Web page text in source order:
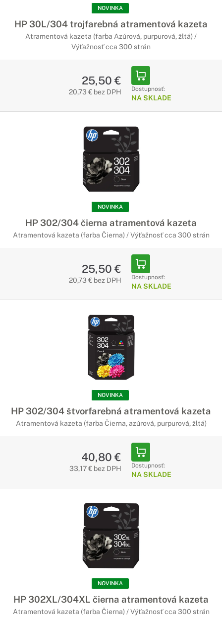
Papier HP je navrhnutý na využitie vo všetkých kancelárskych
zariadeniach. Tento papier je ideálny pre stredné a veľké
podniky, hodí sa na veľkoobjemovú tlač a je vyvinutý tak, aby
obmedzoval zachytávanie prachových čiastočiek, ktoré môžu
spôsobiť zaseknutie papiera.
NOVINKA
HP 30L/304 trojfarebná atramentová kazeta
Atramentová kazeta (farba Azúrová, purpurová, žltá) /
Výťažnosť cca 300 strán
25,50 €
20,73 € bez DPH Dostupnosť:
NA SKLADE
NOVINKA
HP 302/304 čierna atramentová kazeta
Atramentová kazeta (farba Čierna) / Výťažnosť cca 300 strán
25,50 €
20,73 € bez DPH Dostupnosť:
NA SKLADE
NOVINKA
HP 302/304 štvorfarebná atramentová kazeta
Atramentová kazeta (farba Čierna, azúrová, purpurová, žltá)
40,80 €
33,17 € bez DPH Dostupnosť:
NA SKLADE
NOVINKA
HP 302XL/304XL čierna atramentová kazeta
Atramentová kazeta (farba Čierna) / Výťažnosť cca 300 strán